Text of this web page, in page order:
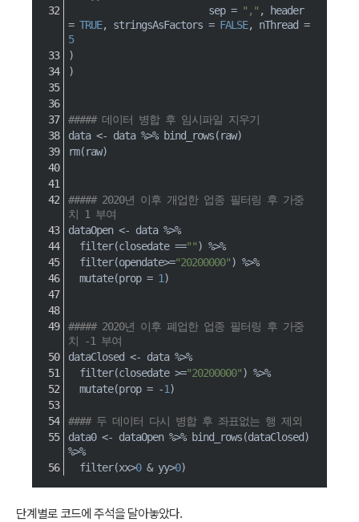
                         sep
= "," ,
header
= TRUE, stringsAsFactors = FALSE, nThread =
5
)
)
##### 데이터 병합 후 임시파일 지우기
data <- data %>% bind_rows(raw)
rm(raw)
##### 2020년 이후 개업한 업종 필터링 후 가중
치 1 부여
dataOpen <- data %>%
  filter
(closedate =="") %>%
  filter
(opendate>="20200000") %>%
  mutate
(prop = 1)
##### 2020년 이후 폐업한 업종 필터링 후 가중
치 -1 부여
dataClosed <- data %>%
  filter
(closedate >="20200000") %>%
  mutate
(prop = -1)
#### 두 데이터 다시 병합 후 좌표없는 행 제외
data0 <- dataOpen %>% bind_rows(dataClosed)
%>%
  filter
(xx>0 & yy>0)
단계별로 코드에 주석을 달아놓았다.